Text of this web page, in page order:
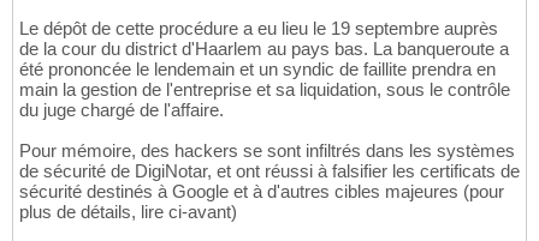
Le dépôt de cette procédure a eu lieu le 19 septembre auprès
de la cour du district d'Haarlem au pays bas. La banqueroute a
été prononcée le lendemain et un syndic de faillite prendra en
main la gestion de l'entreprise et sa liquidation, sous le contrôle
du juge chargé de l'affaire.
Pour mémoire, des hackers se sont infiltrés dans les systèmes
de sécurité de DigiNotar, et ont réussi à falsifier les certificats de
sécurité destinés à Google et à d'autres cibles majeures (pour
plus de détails, lire ci-avant)